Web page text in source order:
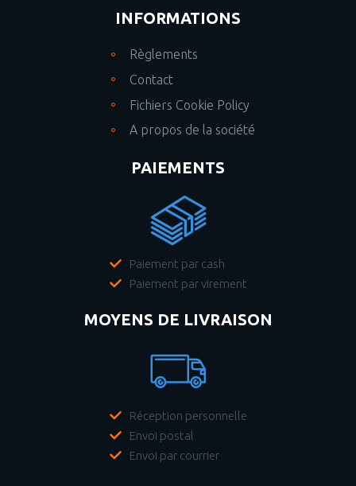
INFORMATIONS
Règlements
Contact
Fichiers Cookie Policy
A propos de la société
PAIEMENTS
Paiement par cash
Paiement par virement
MOYENS DE LIVRAISON
Réception personnelle
Envoi postal
Envoi par courrier